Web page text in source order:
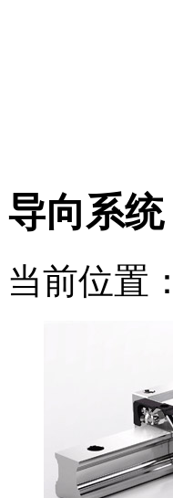
导向系统
当前位置：